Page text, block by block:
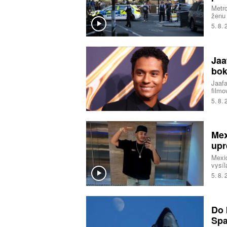
na
5. 8.
tají.
5. 8.
Tres
5. 8.
Do